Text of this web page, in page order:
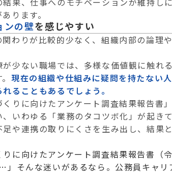
ります。
ンの壁を感じやすい
わりが比較的少なく、組織内部の論理
少ない職場では、多様な価値観に触れ
。現在の組織や仕組みに疑問を持たない
ることもあるでしょう。
りに向けたアンケート調査結果報告書
いわゆる「業務のタコツボ化」が起き
や連携の取りにくさを生み出し、結果
に向けたアンケート調査結果報告書（
」そんな迷いがあるなら。公務員キャ